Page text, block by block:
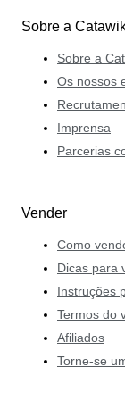
Sobre a
Sobre a
Os nossos
Imprensa
Parcerias
Vender
Como
Dicas para
Instruções
Termos do
Afiliados
Torne-se